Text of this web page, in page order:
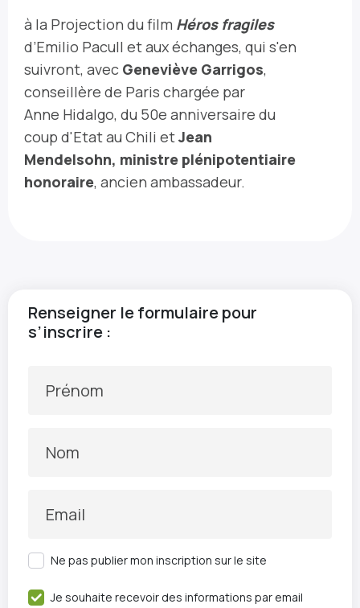
à la Projection du film Héros fragiles
d’Emilio Pacull et aux échanges, qui s'en
suivront, avec Geneviève Garrigos,
conseillère de Paris chargée par
Anne Hidalgo, du 50e anniversaire du
coup d'Etat au Chili etJean
Mendelsohn, ministre plénipotentiaire
honoraire, ancien ambassadeur.
Renseigner le formulaire pour
s’inscrire :
Prénom
Nom
Email
Ne pas publier mon inscription sur le site
Je souhaite recevoir des informations par email